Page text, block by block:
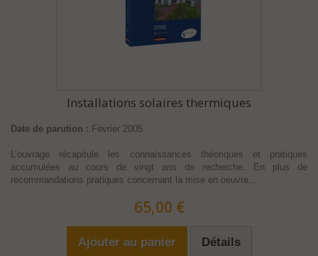
Installations solaires thermiques
Date de parution : Février 2005
L’ouvrage récapitule les connaissances théoriques et pratiques
accumulées au cours de vingt ans de recherche. En plus de
recommandations pratiques concernant la mise en oeuvre,...
65,00 €
Ajouter au panier Détails